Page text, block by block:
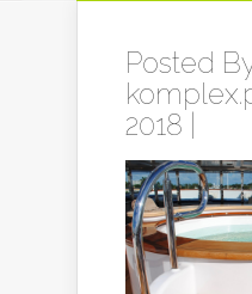
Posted
2018 |